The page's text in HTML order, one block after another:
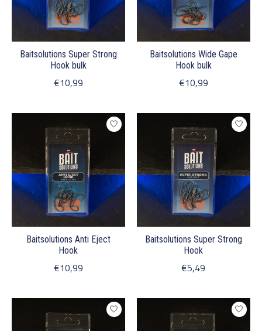
Baitsolutions Super Strong
Hook bulk
€10,99
Baitsolutions Wide Gape
Hook bulk
€10,99
Baitsolutions Anti Eject
Hook
€10,99
Baitsolutions Super Strong
Hook
€5,49